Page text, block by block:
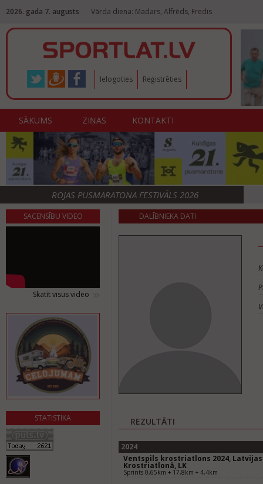
2026. gada 7. augusts Vārda diena: Madars, Alfrēds, Fredis
Ielogoties Reģistrēties
SĀKUMS ZIŅAS KONTAKTI
ROJAS PUSMARATONA FESTIVĀLS 2026
SACENSĪBU VIDEO
Skatīt visus video
STATISTIKA
DALĪBNIEKA DATI
REZULTĀTI
2024
Ventspils krostriatlons 2024,
Krostriatlonā, LK
Sprints 0,65km + 17,8km + 4,4km